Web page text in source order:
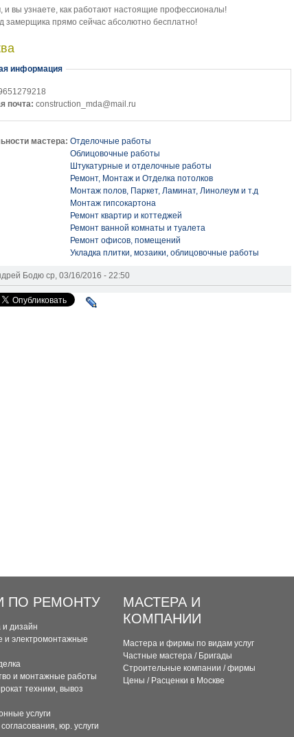
и вы узнаете, как работают настоящие профессионалы!
замерщика прямо сейчас абсолютно бесплатно!
информация
почта: construction_mda@mail.ru
мастера: Отделочные работы
Облицовочные работы
Штукатурные и отделочные работы
Ремонт, Монтаж и Отделка потолков
Монтаж полов, Паркет, Ламинат, Линолеум и т.д
Монтаж гипсокартона
Ремонт квартир и коттеджей
Ремонт ванной комнаты и туалета
Ремонт офисов, помещений
Укладка плитки, мозаики, облицовочные работы
Бодю ср, 03/16/2016 - 22:50
ПО РЕМОНТУ
и дизайн
и электромонтажные
и монтажные работы
техники, вывоз
услуги
юр. услуги
МАСТЕРА И
КОМПАНИИ
Мастера и фирмы по видам услуг
Частные мастера / Бригады
Строительные компании / фирмы
Цены / Расценки в Москве